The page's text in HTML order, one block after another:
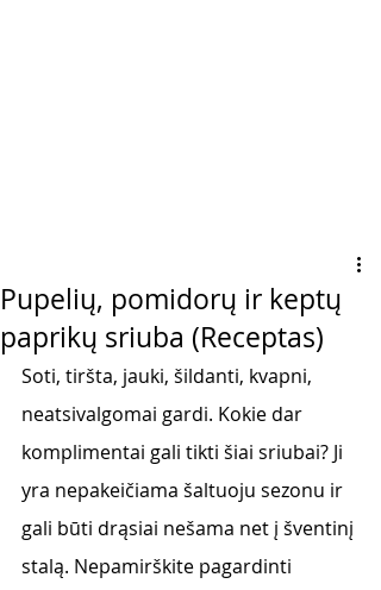
Pupelių, pomidorų ir keptų
paprikų sriuba (Receptas)
Soti, tiršta, jauki, šildanti, kvapni,
neatsivalgomai gardi. Kokie dar
komplimentai gali tikti šiai sriubai? Ji
yra nepakeičiama šaltuoju sezonu ir
gali būti drąsiai nešama net į šventinį
stalą. Nepamirškite pagardinti